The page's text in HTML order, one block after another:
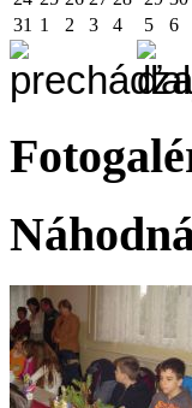
31 1 2 3 4 5 6